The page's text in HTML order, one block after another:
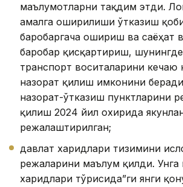
маълумотларни тақдим этди.
амалга оширилиши ўтказиш
баробаргача ошириш ва саёҳат
баробар қисқартириш,
транспорт воситаларини кечаю
назорат қилиш имконини
назорат-ўтказиш пунктларини
қилиш 2024 йил охирида
режалаштирилган;
давлат харидлари тизимини
режаларини маълум қилди. Унга
харидлари тўғрисида”ги янги